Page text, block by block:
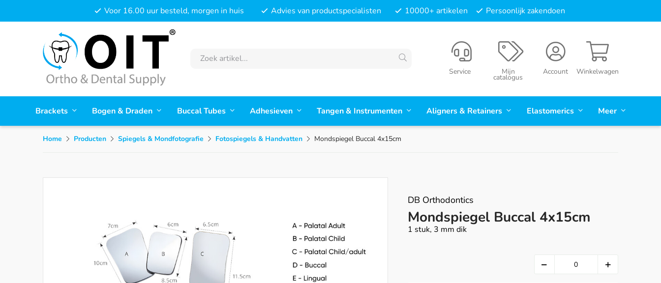
Voor 16.00 uur besteld, morgen in huis Advies van productspecialisten 10000+ artikelen Persoonlijk zakendoen
Winkelwagen
Account
Mijn
catalogus
Service
Brackets Bogen & Draden Buccal Tubes Adhesieven Tangen & Instrumenten Aligners & Retainers Elastomerics Meer
Home Producten Spiegels & Mondfotografie Fotospiegels & Handvatten Mondspiegel Buccal 4x15cm
DB Orthodontics
Mondspiegel Buccal 4x15cm
1 stuk, 3 mm dik